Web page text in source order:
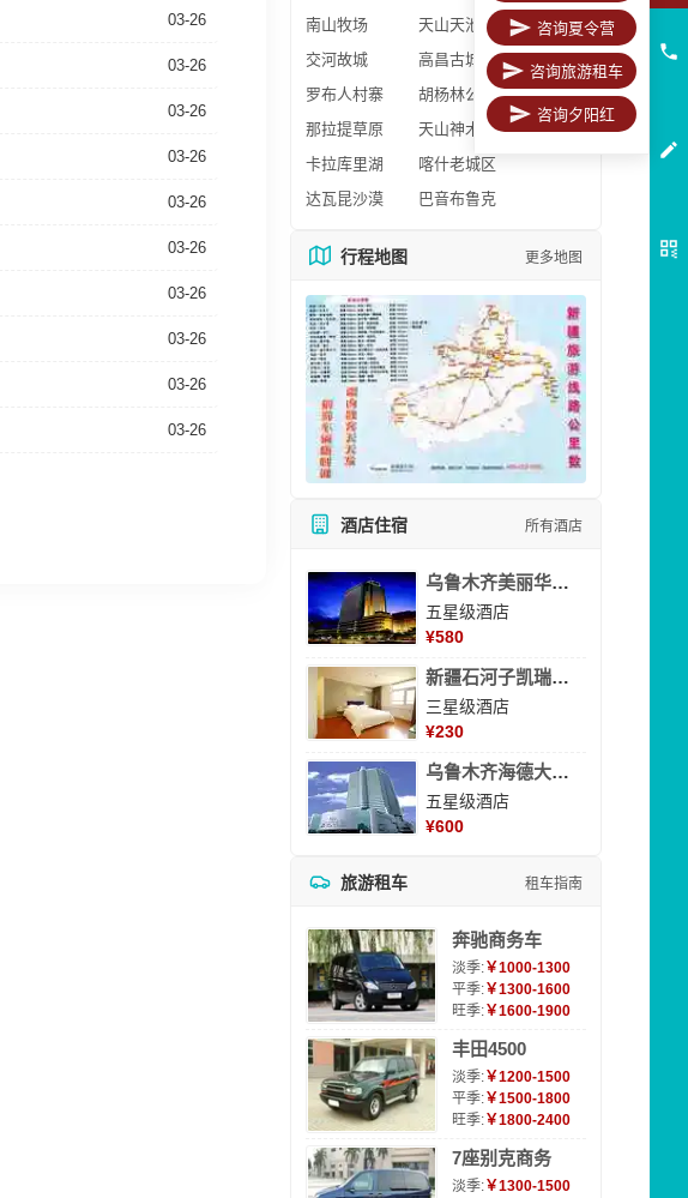
03-26
03-26
03-26
03-26
03-26
03-26
03-26
03-26
03-26
03-26
南山牧场
天山天池
交河故城
高昌古城
罗布人村寨
胡杨林公园
那拉提草原
天山神木园
卡拉库里湖
喀什老城区
达瓦昆沙漠
巴音布鲁克
行程地图 更多地图
酒店住宿 所有酒店
乌鲁木齐美丽华大酒
五星级酒店
¥580
新疆石河子凯瑞酒店
三星级酒店
¥230
乌鲁木齐海德大酒店
五星级酒店
¥600
旅游租车 租车指南
奔驰商务车
淡季:￥1000-1300
平季:￥1300-1600
旺季:￥1600-1900
丰田4500
淡季:￥1200-1500
平季:￥1500-1800
旺季:￥1800-2400
7座别克商务
淡季:￥1300-1500
咨询夏令营
咨询旅游租车
咨询夕阳红